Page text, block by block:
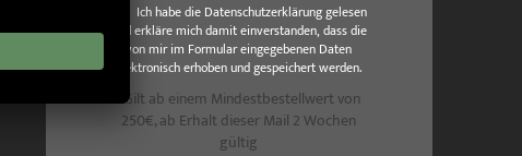
Ich habe die Datenschutzerklärung gelesen
und erkläre mich damit einverstanden, dass die
von mir im Formular eingegebenen Daten
elektronisch erhoben und gespeichert werden.
*Gilt ab einem Mindestbestellwert von
250€, ab Erhalt dieser Mail 2 Wochen
gültig